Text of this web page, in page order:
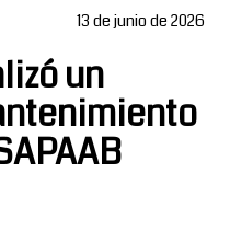
13 de junio de 2026
un